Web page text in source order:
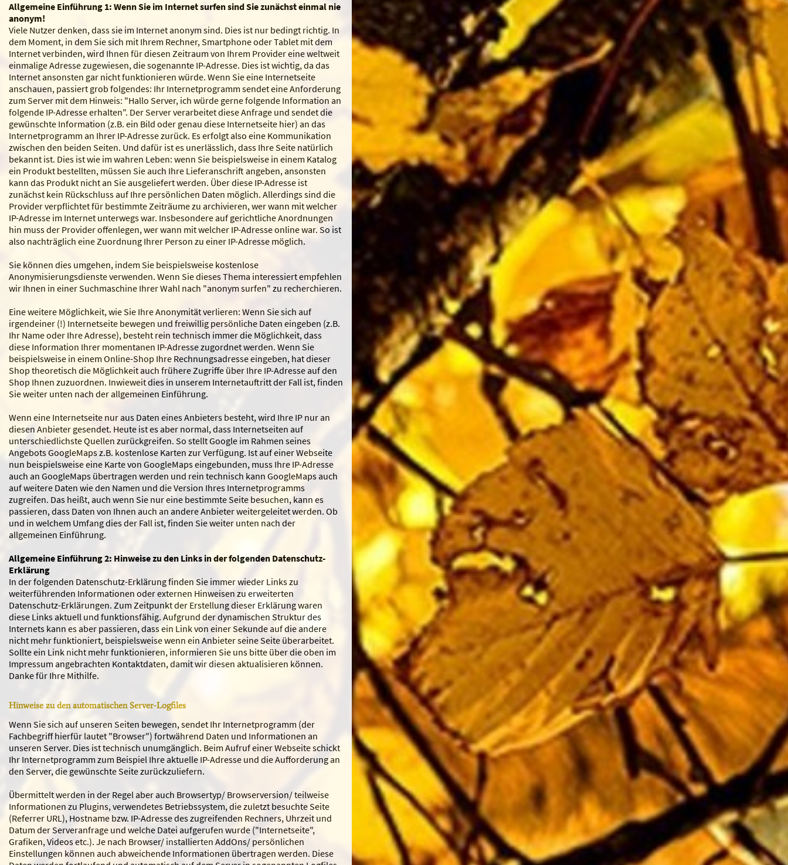
Allgemeine Einführung 1: Wenn Sie im Internet surfen sind Sie zunächst einmal nie
anonym!
Viele Nutzer denken, dass sie im Internet anonym sind. Dies ist nur bedingt richtig. In
dem Moment, in dem Sie sich mit Ihrem Rechner, Smartphone oder Tablet mit dem
Internet verbinden, wird Ihnen für diesen Zeitraum von Ihrem Provider eine weltweit
einmalige Adresse zugewiesen, die sogenannte IP-Adresse. Dies ist wichtig, da das
Internet ansonsten gar nicht funktionieren würde. Wenn Sie eine Internetseite
anschauen, passiert grob folgendes: Ihr Internetprogramm sendet eine Anforderung
zum Server mit dem Hinweis: "Hallo Server, ich würde gerne folgende Information an
folgende IP-Adresse erhalten". Der Server verarbeitet diese Anfrage und sendet die
gewünschte Information (z.B. ein Bild oder genau diese Internetseite hier) an das
Internetprogramm an Ihrer IP-Adresse zurück. Es erfolgt also eine Kommunikation
zwischen den beiden Seiten. Und dafür ist es unerlässlich, dass Ihre Seite natürlich
bekannt ist. Dies ist wie im wahren Leben: wenn Sie beispielsweise in einem Katalog
ein Produkt bestellten, müssen Sie auch Ihre Lieferanschrift angeben, ansonsten
kann das Produkt nicht an Sie ausgeliefert werden. Über diese IP-Adresse ist
zunächst kein Rückschluss auf Ihre persönlichen Daten möglich. Allerdings sind die
Provider verpflichtet für bestimmte Zeiträume zu archivieren, wer wann mit welcher
IP-Adresse im Internet unterwegs war. Insbesondere auf gerichtliche Anordnungen
hin muss der Provider offenlegen, wer wann mit welcher IP-Adresse online war. So ist
also nachträglich eine Zuordnung Ihrer Person zu einer IP-Adresse möglich.
Sie können dies umgehen, indem Sie beispielsweise kostenlose
Anonymisierungsdienste verwenden. Wenn Sie dieses Thema interessiert empfehlen
wir Ihnen in einer Suchmaschine Ihrer Wahl nach "anonym surfen" zu recherchieren.
Eine weitere Möglichkeit, wie Sie Ihre Anonymität verlieren: Wenn Sie sich auf
irgendeiner (!) Internetseite bewegen und freiwillig persönliche Daten eingeben (z.B.
Ihr Name oder Ihre Adresse), besteht rein technisch immer die Möglichkeit, dass
diese Information Ihrer momentanen IP-Adresse zugordnet werden. Wenn Sie
beispielsweise in einem Online-Shop Ihre Rechnungsadresse eingeben, hat dieser
Shop theoretisch die Möglichkeit auch frühere Zugriffe über Ihre IP-Adresse auf den
Shop Ihnen zuzuordnen. Inwieweit dies in unserem Internetauftritt der Fall ist, finden
Sie weiter unten nach der allgemeinen Einführung.
Wenn eine Internetseite nur aus Daten eines Anbieters besteht, wird Ihre IP nur an
diesen Anbieter gesendet. Heute ist es aber normal, dass Internetseiten auf
unterschiedlichste Quellen zurückgreifen. So stellt Google im Rahmen seines
Angebots GoogleMaps z.B. kostenlose Karten zur Verfügung. Ist auf einer Webseite
nun beispielsweise eine Karte von GoogleMaps eingebunden, muss Ihre IP-Adresse
auch an GoogleMaps übertragen werden und rein technisch kann GoogleMaps auch
auf weitere Daten wie den Namen und die Version Ihres Internetprogramms
zugreifen. Das heißt, auch wenn Sie nur eine bestimmte Seite besuchen, kann es
passieren, dass Daten von Ihnen auch an andere Anbieter weitergeleitet werden. Ob
und in welchem Umfang dies der Fall ist, finden Sie weiter unten nach der
allgemeinen Einführung.
Allgemeine Einführung 2: Hinweise zu den Links in der folgenden Datenschutz-
Erklärung
In der folgenden Datenschutz-Erklärung finden Sie immer wieder Links zu
weiterführenden Informationen oder externen Hinweisen zu erweiterten
Datenschutz-Erklärungen. Zum Zeitpunkt der Erstellung dieser Erklärung waren
diese Links aktuell und funktionsfähig. Aufgrund der dynamischen Struktur des
Internets kann es aber passieren, dass ein Link von einer Sekunde auf die andere
nicht mehr funktioniert, beispielsweise wenn ein Anbieter seine Seite überarbeitet.
Sollte ein Link nicht mehr funktionieren, informieren Sie uns bitte über die oben im
Impressum angebrachten Kontaktdaten, damit wir diesen aktualisieren können.
Danke für Ihre Mithilfe.
Hinweise zu den automatischen Server-Logfiles
Wenn Sie sich auf unseren Seiten bewegen, sendet Ihr Internetprogramm (der
Fachbegriff hierfür lautet "Browser") fortwährend Daten und Informationen an
unseren Server. Dies ist technisch unumgänglich. Beim Aufruf einer Webseite schickt
Ihr Internetprogramm zum Beispiel Ihre aktuelle IP-Adresse und die Aufforderung an
den Server, die gewünschte Seite zurückzuliefern.
Übermittelt werden in der Regel aber auch Browsertyp/ Browserversion/ teilweise
Informationen zu Plugins, verwendetes Betriebssystem, die zuletzt besuchte Seite
(Referrer URL), Hostname bzw. IP-Adresse des zugreifenden Rechners, Uhrzeit und
Datum der Serveranfrage und welche Datei aufgerufen wurde ("Internetseite",
Grafiken, Videos etc.). Je nach Browser/ installierten AddOns/ persönlichen
Einstellungen können auch abweichende Informationen übertragen werden. Diese